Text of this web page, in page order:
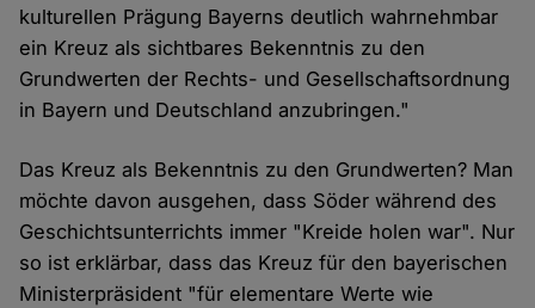
kulturellen Prägung Bayerns deutlich wahrnehmbar
ein Kreuz als sichtbares Bekenntnis zu den
Grundwerten der Rechts- und Gesellschaftsordnung
in Bayern und Deutschland anzubringen."
Das Kreuz als Bekenntnis zu den Grundwerten? Man
möchte davon ausgehen, dass Söder während des
Geschichtsunterrichts immer "Kreide holen war". Nur
so ist erklärbar, dass das Kreuz für den bayerischen
Ministerpräsident "für elementare Werte wie